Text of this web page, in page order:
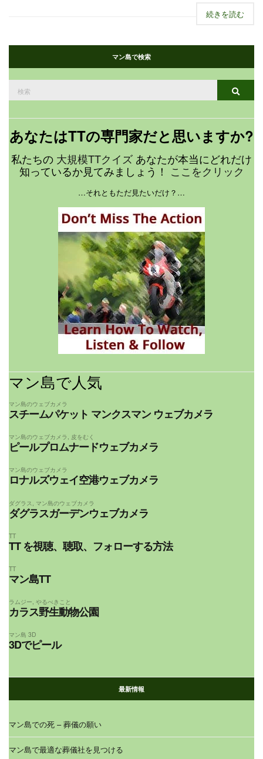
続きを読む
マン島で検索
索
る：
検索
あなたはTTの専門家だと思いますか?
私たちの 大規模TTクイズ あなたが本当にどれだけ
知っているか見てみましょう！ ここをクリック
…それともただ見たいだけ？…
マン島で人気
マン島のウェブカメラ
スチームパケット マンクスマン ウェブカメラ
マン島のウェブカメラ , 皮をむく
ピールプロムナードウェブカメラ
マン島のウェブカメラ
ロナルズウェイ空港ウェブカメラ
ダグラス マン島のウェブカメラ
ダグラスガーデンウェブカメラ
TT
TT を視聴、聴取、フォローする方法
TT
マン島TT
ラムジー, やるべきこと
カラス野生動物公園
マン島 3D
3Dでピール
最新情報
マン島での死 – 葬儀の願い
マン島で最適な葬儀社を見つける